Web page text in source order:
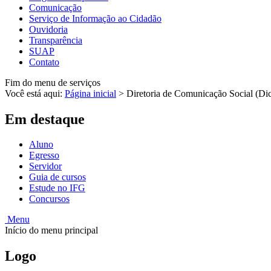
Comunicação
Serviço de Informação ao Cidadão
Ouvidoria
Transparência
SUAP
Contato
Fim do menu de serviços
Você está aqui: Página inicial > Diretoria de Comunicação Social
Em destaque
Aluno
Egresso
Servidor
Guia de cursos
Estude no IFG
Concursos
Menu
Início do menu principal
Logo